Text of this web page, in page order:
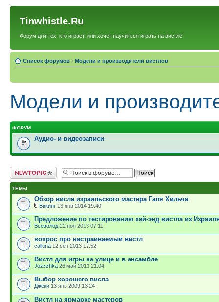
Tinwhistle.Ru
Форум для тех, кто играет, или хочет научиться играть на вистле
Список форумов ‹ Модели и производители вистлов
Модели и
ФОРУМ
Аудио- и видеозаписи
Новая тема
ТЕМЫ
Обзор висла израильского мастера Галя Хильча
Викинг 13 янв 2014 19:40
Предложение по тестированию хай-энд вистла из
Всеволод 22 ноя 2013 07:11
вопрос про настраиваемый вистл
calluna 12 сен 2013 17:52
Вистл для игры на улице и в ансамбле
Jozzzhka 26 май 2013 21:04
Выбор хорошего висла
Джеки 13 янв 2009 13:24
Вистл на ярмарке мастеров